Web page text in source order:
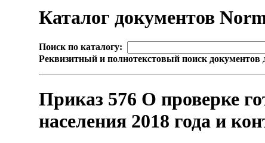
Каталог документов
Поиск по каталогу:
Реквизитный и полнотекстовый поиск документов
Приказ 576 О проверке
населения 2018 года и